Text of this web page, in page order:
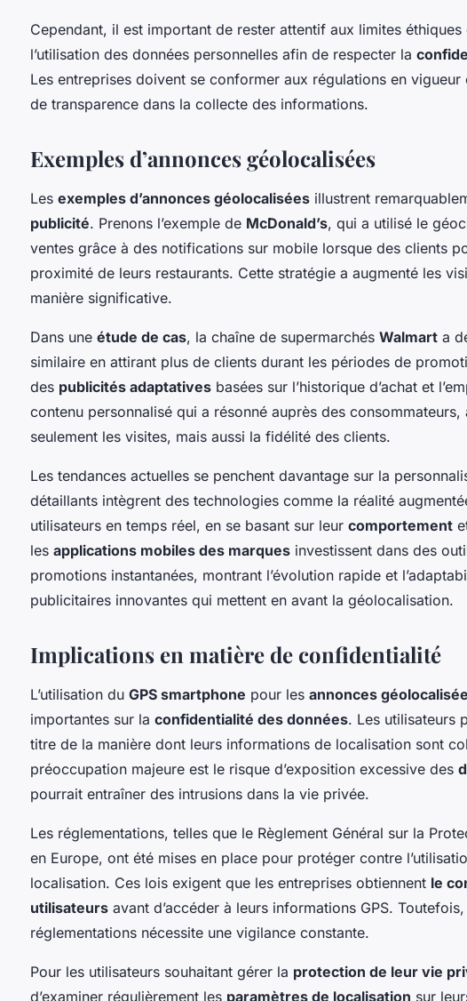
Cependant, il est important de rester attentif aux limites
l’utilisation des données personnelles afin de respecter la
Les entreprises doivent se conformer aux régulations en
de transparence dans la collecte des informations.
Exemples d’annonces géolocalisées
Les exemples d’annonces géolocalisées illustrent
publicité. Prenons l’exemple de McDonald’s, qui a utilisé le
ventes grâce à des notifications sur mobile lorsque des clients
proximité de leurs restaurants. Cette stratégie a augmenté les
manière significative.
Dans une étude de cas, la chaîne de supermarchés Walmart a
similaire en attirant plus de clients durant les périodes de
des publicités adaptatives basées sur l’historique d’achat et
contenu personnalisé qui a résonné auprès des consommateurs,
seulement les visites, mais aussi la fidélité des clients.
Les tendances actuelles se penchent davantage sur la
détaillants intègrent des technologies comme la réalité
utilisateurs en temps réel, en se basant sur leur comportement
les applications mobiles des marques investissent dans des
promotions instantanées, montrant l’évolution rapide et
publicitaires innovantes qui mettent en avant la géolocalisation.
Implications en matière de confidentialité
L’utilisation du GPS smartphone pour les annonces
importantes sur la confidentialité des données. Les utilisateurs
titre de la manière dont leurs informations de localisation sont
préoccupation majeure est le risque d’exposition excessive des
pourrait entraîner des intrusions dans la vie privée.
Les réglementations, telles que le Règlement Général sur la
en Europe, ont été mises en place pour protéger contre
localisation. Ces lois exigent que les entreprises obtiennent le
utilisateurs avant d’accéder à leurs informations GPS.
réglementations nécessite une vigilance constante.
Pour les utilisateurs souhaitant gérer la protection de leur vie
d’examiner régulièrement les paramètres de localisation sur